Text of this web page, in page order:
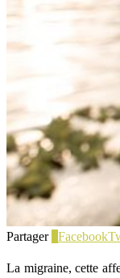
Partager Facebook
La migraine, cette